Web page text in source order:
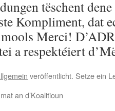
tëschent
Kompliment, dat
Merci! D’ADR
a respektéiert
veröffentlicht. Setze ein
an d’Koalitioun